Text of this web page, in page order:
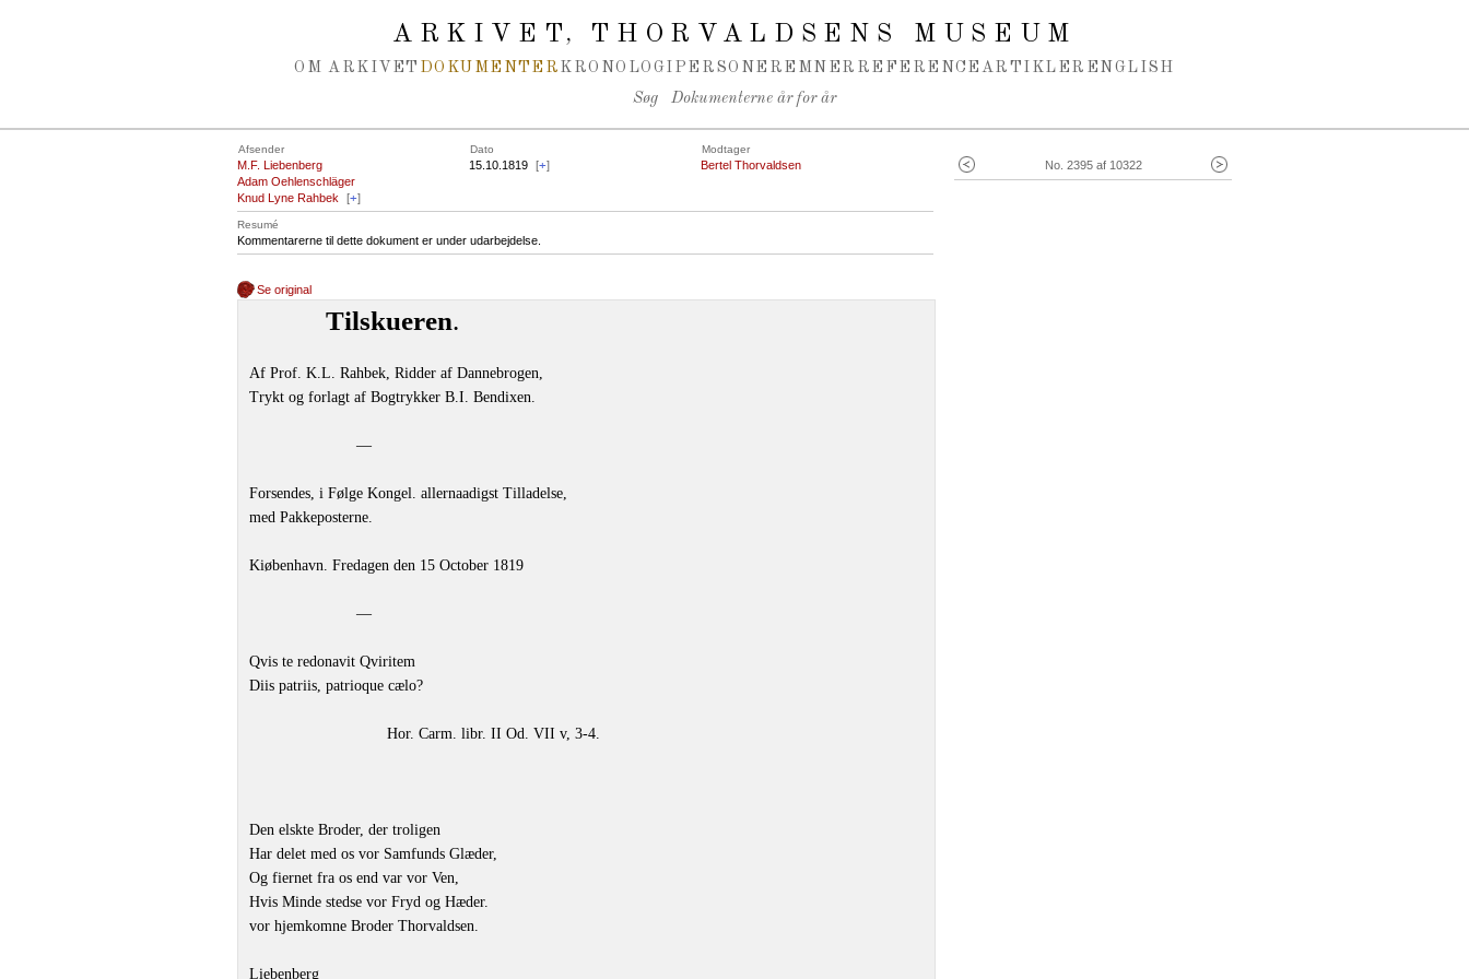
ARKIVET, THORVALDSENS MUSEUM
OM ARKIVET DOKUMENTER KRONOLOGI PERSONER EMNER REFERENCEARTIKLER ENGLISH
Søg Dokumenterne år for år
No. 2395 af 10322
Afsender Dato Modtager
M.F. Liebenberg
Adam Oehlenschläger
Knud Lyne Rahbek
[+]
15.10.1819 [+] Bertel Thorvaldsen
Resumé
Kommentarerne til dette dokument er under udarbejdelse.
Se original
Tilskueren.
Af Prof. K.L. Rahbek, Ridder af Dannebrogen,
Trykt og forlagt af Bogtrykker B.I. Bendixen.
—
Forsendes, i Følge Kongel. allernaadigst Tilladelse,
med Pakkeposterne.
Kiøbenhavn. Fredagen den 15 October 1819
—
Qvis te redonavit Qviritem
Diis patriis, patrioque cælo?
Hor. Carm. libr. II Od. VII v, 3-4.
Den elskte Broder, der troligen
Har delet med os vor Samfunds Glæder,
Og fiernet fra os end var vor Ven,
Hvis Minde stedse vor Fryd og Hæder.
vor hjemkomne Broder Thorvaldsen.
Liebenberg